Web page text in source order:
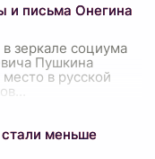
и письма Онегина
зеркале социума
Пушкина
в русской
меньше